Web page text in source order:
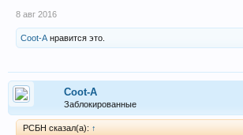
8 авг 2016
Coot-A нравится это.
Coot-A
Заблокированные
РСБН сказал(а): ↑